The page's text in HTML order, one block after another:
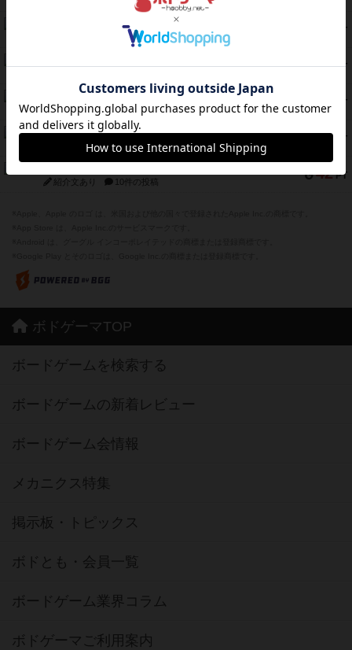
PT
エコーズ・オブ・タイム
8件の投稿
45 PT
PT
紹介文あり 1件の投稿
45 PT
Bitter End ブタペスト救出作戦
紹介文なし 1件の投稿
42 PT
紹介文あり 10件の投稿
ボドゲーマTOP
ボードゲームを検索する
ボードゲームの新着レビュー
ボードゲーム会情報
メカニクス特集
掲示板・トピックス
ボドとも・会員一覧
ボードゲーム業界コラム
ボドゲーマご利用案内